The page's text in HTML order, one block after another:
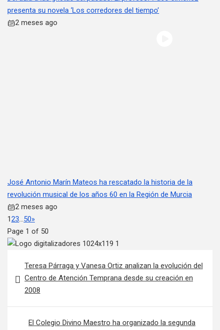
presenta su novela ‘Los corredores del tiempo’
2 meses ago
José Antonio Marín Mateos ha rescatado la historia de la
revolución musical de los años 60 en la Región de Murcia
2 meses ago
123…50»
Page 1 of 50
Teresa Párraga y Vanesa Ortiz analizan la evolución del
Centro de Atención Temprana desde su creación en
2008
El Colegio Divino Maestro ha organizado la segunda